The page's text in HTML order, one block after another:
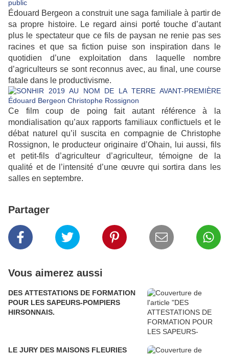
Édouard Bergeon a construit une saga familiale à partir de
sa propre histoire. Le regard ainsi porté touche d’autant
plus le spectateur que ce fils de paysan ne renie pas ses
racines et que sa fiction puise son inspiration dans le
quotidien d’une exploitation dans laquelle nombre
d’agriculteurs se sont reconnus avec, au final, une course
fatale dans le productivisme.
Ce film coup de poing fait autant référence à la
mondialisation qu’aux rapports familiaux conflictuels et le
débat naturel qu’il suscita en compagnie de Christophe
Rossignon, le producteur originaire d’Ohain, lui aussi, fils
et petit-fils d’agriculteur d’agriculteur, témoigne de la
qualité et de l’intensité d’une œuvre qui sortira dans les
salles en septembre.
Partager
Vous aimerez aussi
DES ATTESTATIONS DE FORMATION
POUR LES SAPEURS-POMPIERS
HIRSONNAIS.
LE JURY DES MAISONS FLEURIES